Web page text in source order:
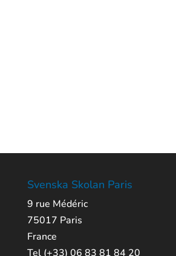
Svenska Skolan Paris
9 rue Médéric
75017 Paris
France
Tel (+33) 06 83 81 84 20